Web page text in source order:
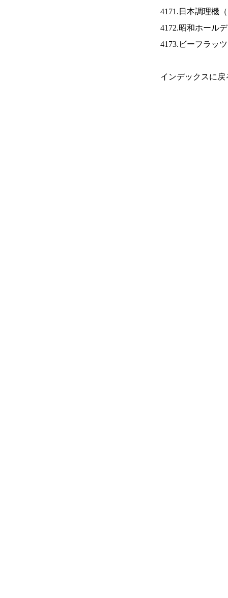
4171.日本調理機（
4172.昭和ホール
4173.ビーフラッ
インデックスに戻